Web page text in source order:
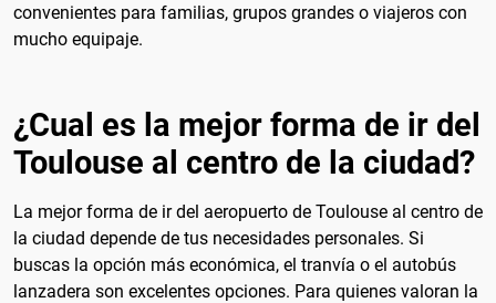
convenientes para familias, grupos grandes o viajeros con
mucho equipaje.
¿Cual es la mejor forma de ir del
Toulouse al centro de la ciudad?
La mejor forma de ir del aeropuerto de Toulouse al centro de
la ciudad depende de tus necesidades personales. Si
buscas la opción más económica, el tranvía o el autobús
lanzadera son excelentes opciones. Para quienes valoran la